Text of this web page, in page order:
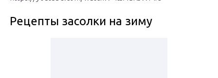
Рецепты засолки на зиму